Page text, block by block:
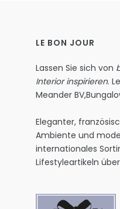
LE BON JOUR
Lassen Sie sich von
Interior inspirieren.
Meander BV,
Eleganter,
Ambiente und
internationales
Lifestyleartikeln